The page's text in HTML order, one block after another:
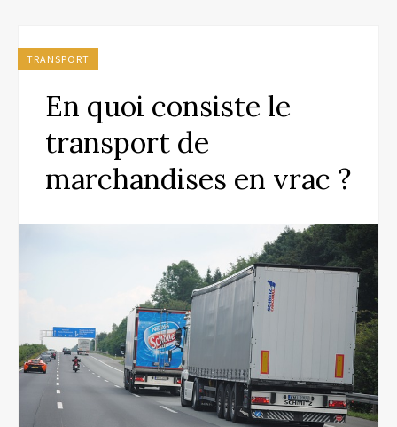
TRANSPORT
En quoi consiste le
transport de
marchandises en vrac ?